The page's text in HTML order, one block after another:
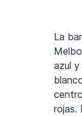
La
azul
rojas.